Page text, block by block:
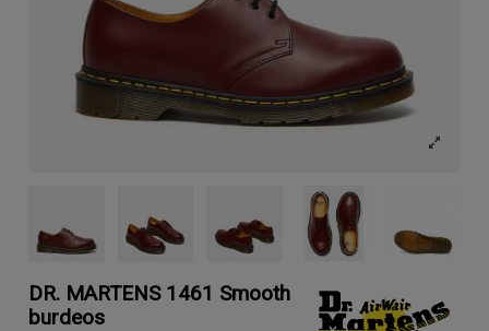
DR. MARTENS 1461 Smooth
burdeos